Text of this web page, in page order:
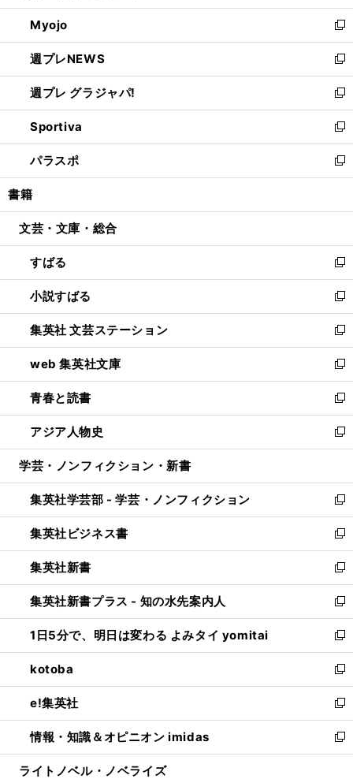
開
く
ウ
で
開
く
ン
ド
ウ
で
開
く
ウ
ィ
ン
ド
ウ
で
開
く
Myojo
新
し
い
ウ
ィ
ン
ド
ウ
で
開
週プレNEWS
新
し
い
ウ
ィ
ン
ド
ウ
開
週プレ グラジャパ!
新
し
い
ウ
ィ
ン
ウ
開
く
Sportiva
新
し
い
ウ
ン
ウ
で
開
く
パラスポ
新
し
ウ
ン
ド
ウ
で
開
く
書籍
文芸・文庫・総合
すばる
新
し
い
ウ
ィ
ン
ド
ウ
で
開
く
小説すばる
新
し
い
ウ
ィ
ン
ド
ウ
で
開
集英社 文芸ステーション
新
し
い
ウ
ィ
ン
ド
ウ
開
く
web 集英社文庫
新
し
い
ウ
ィ
ン
ウ
で
開
く
青春と読書
新
し
い
ウ
ン
ド
ウ
で
開
く
アジア人物史
新
し
ウ
ィ
ン
ド
ウ
で
開
く
学芸・ノンフィクション・新書
集英社学芸部 - 学芸・ノンフィクション
新
し
い
ウ
ィ
ン
ド
ウ
で
開
く
集英社ビジネス書
新
し
い
ウ
ィ
ン
ド
ウ
で
開
く
集英社新書
新
し
い
ウ
ィ
ン
ド
ウ
で
開
く
集英社新書プラス - 知の水先案内人
新
し
い
ウ
ィ
ン
ド
ウ
で
開
1日5分で、明日は変わる よみタイ yomitai
新
し
い
ウ
ィ
ン
ド
ウ
kotoba
新
し
い
ウ
ィ
ン
e!集英社
新
し
い
ウ
情報・知識＆オピニオン imidas
新
し
ライトノベル・ノベライズ